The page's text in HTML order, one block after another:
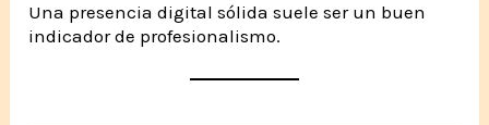
Una presencia digital sólida suele ser un buen
indicador de profesionalismo.